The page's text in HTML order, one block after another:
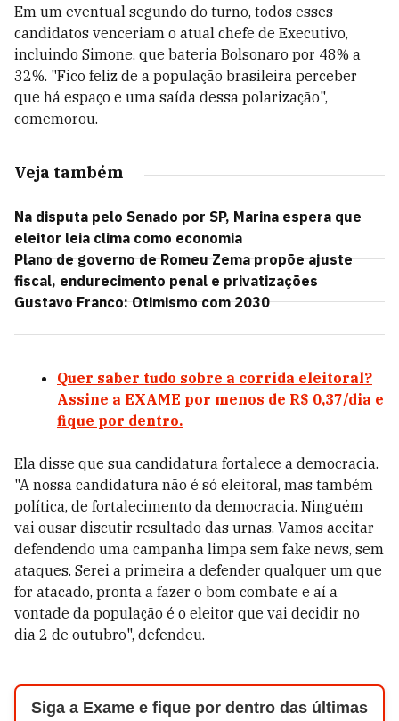
Em um eventual segundo do turno, todos esses
candidatos venceriam o atual chefe de Executivo,
incluindo Simone, que bateria Bolsonaro por 48% a
32%. "Fico feliz de a população brasileira perceber
que há espaço e uma saída dessa polarização",
comemorou.
Veja também
Na disputa pelo Senado por SP, Marina espera que
eleitor leia clima como economia
Plano de governo de Romeu Zema propõe ajuste
fiscal, endurecimento penal e privatizações
Gustavo Franco: Otimismo com 2030
Quer saber tudo sobre a corrida eleitoral?
Assine a EXAME por menos de R$ 0,37/dia e
fique por dentro.
Ela disse que sua candidatura fortalece a democracia.
"A nossa candidatura não é só eleitoral, mas também
política, de fortalecimento da democracia. Ninguém
vai ousar discutir resultado das urnas. Vamos aceitar
defendendo uma campanha limpa sem fake news, sem
ataques. Serei a primeira a defender qualquer um que
for atacado, pronta a fazer o bom combate e aí a
vontade da população é o eleitor que vai decidir no
dia 2 de outubro", defendeu.
Siga a Exame e fique por dentro das últimas